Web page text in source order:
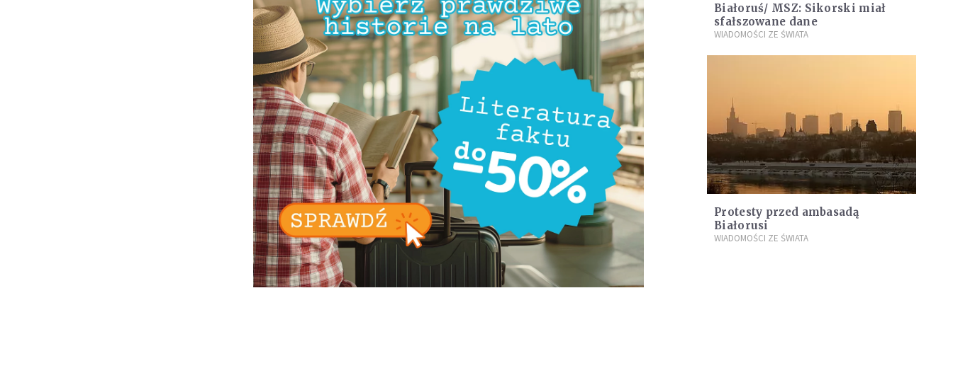
Białoruś/ MSZ: Sikorski miał
sfałszowane dane
WIADOMOŚCI ZE ŚWIATA
Protesty przed ambasadą
Białorusi
WIADOMOŚCI ZE ŚWIATA